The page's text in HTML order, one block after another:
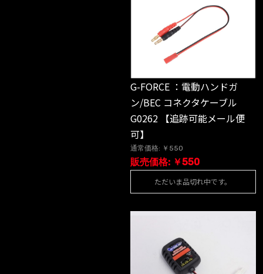
G-FORCE ：電動ハンドガ
ン/BEC コネクタケーブル
G0262 【追跡可能メール便
可】
通常価格: ￥550
販売価格: ￥550
ただいま品切れ中です。